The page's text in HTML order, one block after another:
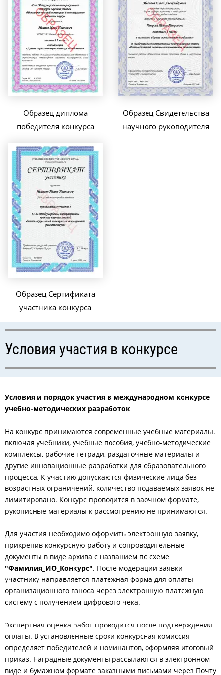
Образец диплома
победителя конкурса
Образец Свидетельства
научного руководителя
Образец Сертификата
участника конкурса
Условия участия в конкурсе
Условия и порядок участия в международном конкурсе
учебно-методических разработок
На конкурс принимаются современные учебные материалы,
включая учебники, учебные пособия, учебно-методические
комплексы, рабочие тетради, раздаточные материалы и
другие инновационные разработки для образовательного
процесса. К участию допускаются физические лица без
возрастных ограничений, количество подаваемых заявок не
лимитировано. Конкурс проводится в заочном формате,
рукописные материалы к рассмотрению не принимаются.
Для участия необходимо оформить электронную заявку,
прикрепив конкурсную работу и сопроводительные
документы в виде архива с названием по схеме
"Фамилия_ИО_Конкурс". После модерации заявки
участнику направляется платежная форма для оплаты
организационного взноса через электронную платежную
систему с получением цифрового чека.
Экспертная оценка работ проводится после подтверждения
оплаты. В установленные сроки конкурсная комиссия
определяет победителей и номинантов, оформляя итоговый
приказ. Наградные документы рассылаются в электронном
виде и бумажном формате заказными письмами через Почту